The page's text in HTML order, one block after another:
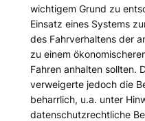
wichtigem Grund zu
Einsatz eines Systems
des Fahrverhaltens der
zu einem
Fahren anhalten sollten.
verweigerte jedoch die
beharrlich, u.a. unter
datenschutzrechtliche